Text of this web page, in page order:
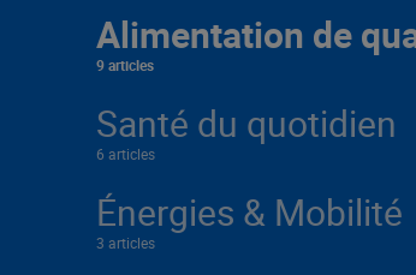
Alimentation de
9 articles
Santé du quotidien
6 articles
Énergies & Mobilité
3 articles